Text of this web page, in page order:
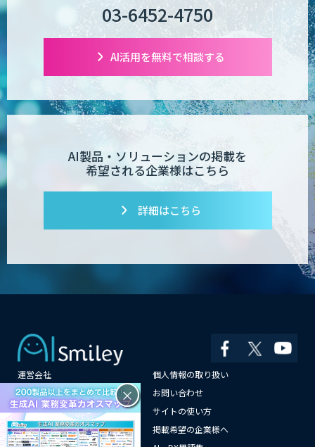
デジパーク
デジフロー
大型車専用 巻き込み警告システム SEES-
1000シリーズ
03-6452-4750
AI活用を無料で相談する
AI製品・ソリューションの掲載を
希望される企業様はこちら
詳細はこちら
運営会社
個人情報の取り扱い
よくある質問
お問い合わせ
メールマガジン登録
サイトの使い方
情報提供はこちらから
掲載希望の企業様へ
×